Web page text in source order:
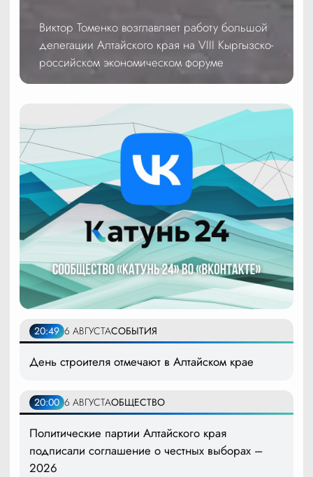
Виктор Томенко возглавляет работу большой
делегации Алтайского края на VIII Кыргызско-
российском экономическом форуме
20:49 6 АВГУСТАСОБЫТИЯ
День строителя отмечают в Алтайском крае
20:00 6 АВГУСТАОБЩЕСТВО
Политические партии Алтайского края
подписали соглашение о честных выборах –
2026